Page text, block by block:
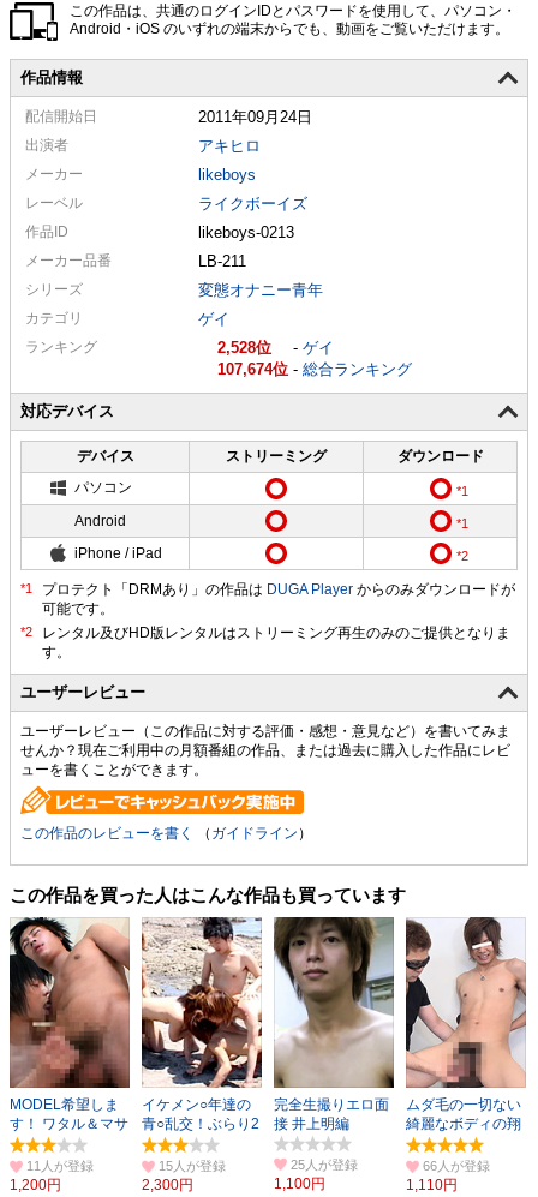
この作品は、共通のログインIDとパスワードを使用して、パソコン・
Android・iOS のいずれの端末からでも、動画をご覧いただけます。
作品情報
配信開始日 2011年09月24日
出演者 アキヒロ
メーカー likeboys
レーベル ライクボーイズ
作品ID likeboys-0213
メーカー品番 LB-211
シリーズ 変態オナニー青年
カテゴリ ゲイ
ランキング 2,528 - ゲイ
107,674
- 総合ランキング
対応デバイス
デバイス ストリーミング
ダウンロード
パソコン
Android
iPhone / iPad
プロテクト「DRMあり」の作品は DUGA Player からのみダウンロードが
可能です。
ユーザーレビュー
ユーザーレビュー（この作品に対する評価・感想・意見など）を書いてみま
せんか？現在ご利用中の月額番組の作品、または過去に購入した作品にレビ
ューを書くことができます。
この作品のレビューを書く （ ガイドライン ）
この作品を買った人はこんな作品も買っています
MODEL希望しま
す！ ワタル＆マサ
ト
11人
1,200円
イケメン○年達の
青○乱交！ぶらり2
PART1
15人
2,300円
完全生撮りエロ面
接 井上明編
25人
1,100円
ムダ毛の一切ない
綺麗なボディの翔
のチ○ポが反り勃
つ！66人
1,110円